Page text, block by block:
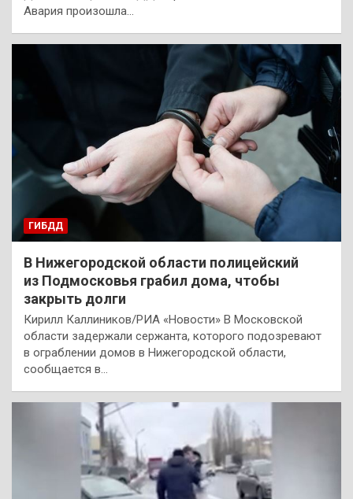
Авария произошла…
ГИБДД
В Нижегородской области полицейский
из Подмосковья грабил дома, чтобы
закрыть долги
Кирилл Каллиников/РИА «Новости» В Московской
области задержали сержанта, которого подозревают
в ограблении домов в Нижегородской области,
сообщается в…